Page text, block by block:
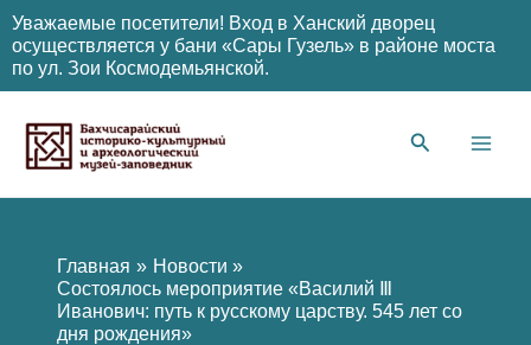
Уважаемые посетители! Вход в Ханский дворец
осуществляется у бани «Сары Гузель» в районе моста
по ул. Зои Космодемьянской.
содержимому
Главная
Новости
Состоялось мероприятие «Василий Ⅲ
Иванович: путь к русскому царству. 545 лет со
дня рождения»